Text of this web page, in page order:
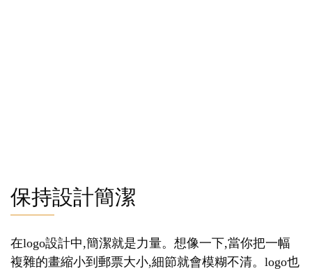
保持設計簡潔
在logo設計中,簡潔就是力量。想像一下,當你把一幅
複雜的畫縮小到郵票大小,細節就會模糊不清。logo也